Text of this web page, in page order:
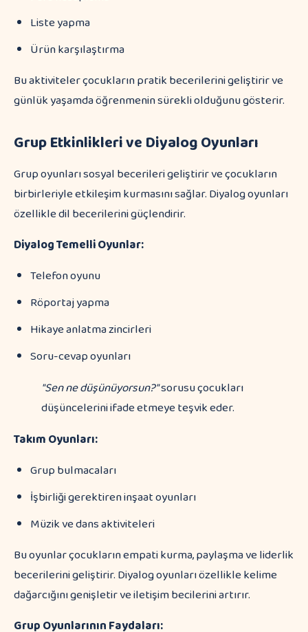
Liste yapma
Ürün karşılaştırma
Bu aktiviteler çocukların pratik becerilerini geliştirir ve
günlük yaşamda öğrenmenin sürekli olduğunu gösterir.
Grup Etkinlikleri ve Diyalog Oyunları
Grup oyunları sosyal becerileri geliştirir ve çocukların
birbirleriyle etkileşim kurmasını sağlar. Diyalog oyunları
özellikle dil becerilerini güçlendirir.
Diyalog Temelli Oyunlar:
Telefon oyunu
Röportaj yapma
Hikaye anlatma zincirleri
Soru-cevap oyunları
"Sen ne düşünüyorsun?"sorusu çocukları
düşüncelerini ifade etmeye teşvik eder.
Takım Oyunları:
Grup bulmacaları
İşbirliği gerektiren inşaat oyunları
Müzik ve dans aktiviteleri
Bu oyunlar çocukların empati kurma, paylaşma ve liderlik
becerilerini geliştirir. Diyalog oyunları özellikle kelime
dağarcığını genişletir ve iletişim becilerini artırır.
Grup Oyunlarının Faydaları: